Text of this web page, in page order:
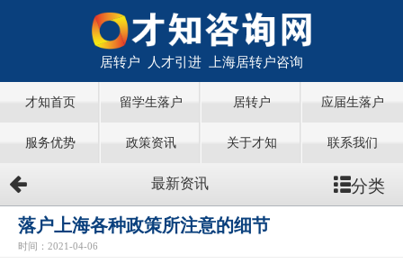
居转户 人才引进 上海居转户咨询
才知首页 留学生落户 居转户 应届生落户
服务优势 政策资讯 关于才知 联系我们
最新资讯 分类
落户上海各种政策所注意的细节
时间：2021-04-06